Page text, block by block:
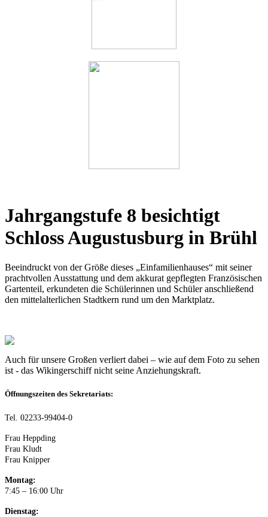
Jahrgangstufe 8 besichtigt
Schloss Augustusburg in Brühl
Beeindruckt von der Größe dieses „Einfamilienhauses“ mit seiner
prachtvollen Ausstattung und dem akkurat gepflegten Französischen
Gartenteil, erkundeten die Schülerinnen und Schüler anschließend
den mittelalterlichen Stadtkern rund um den Marktplatz.
Auch für unsere Großen verliert dabei – wie auf dem Foto zu sehen
ist - das Wikingerschiff nicht seine Anziehungskraft.
Öffnungszeiten des Sekretariats:
Tel. 02233-99404-0
Frau Heppding
Frau Kludt
Frau Knipper
Montag:
7:45 – 16:00 Uhr
Dienstag: